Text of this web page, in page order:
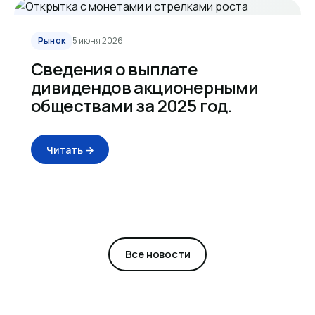
Рынок 5 июня 2026
Сведения о выплате
дивидендов акционерными
обществами за 2025 год.
Читать →
Все новости